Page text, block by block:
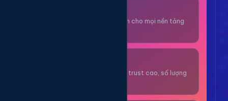
Nhận code xác minh cho mọi nền tảng
Tài khoản gmail cổ, trust cao, số lượng